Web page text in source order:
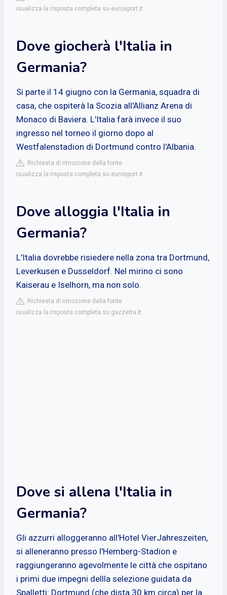
isualizza la risposta completa su eurosport.it
Dove giocherà l'Italia in
Germania?
Si parte il 14 giugno con la Germania, squadra di
casa, che ospiterà la Scozia all'Allianz Arena di
Monaco di Baviera. L'Italia farà invece il suo
ingresso nel torneo il giorno dopo al
Westfalenstadion di Dortmund contro l'Albania.
Richiesta di rimozione della fonte
isualizza la risposta completa su eurosport.it
Dove alloggia l'Italia in
Germania?
L'Italia dovrebbe risiedere nella zona tra Dortmund,
Leverkusen e Dusseldorf. Nel mirino ci sono
Kaiserau e Iselhorn, ma non solo.
Richiesta di rimozione della fonte
isualizza la risposta completa su gazzetta.it
Dove si allena l'Italia in
Germania?
Gli azzurri alloggeranno all'Hotel VierJahreszeiten,
si alleneranno presso l'Hemberg-Stadion e
raggiungeranno agevolmente le città che ospitano
i primi due impegni dellla selezione guidata da
Spalletti: Dortmund (che dista 30 km circa) per la